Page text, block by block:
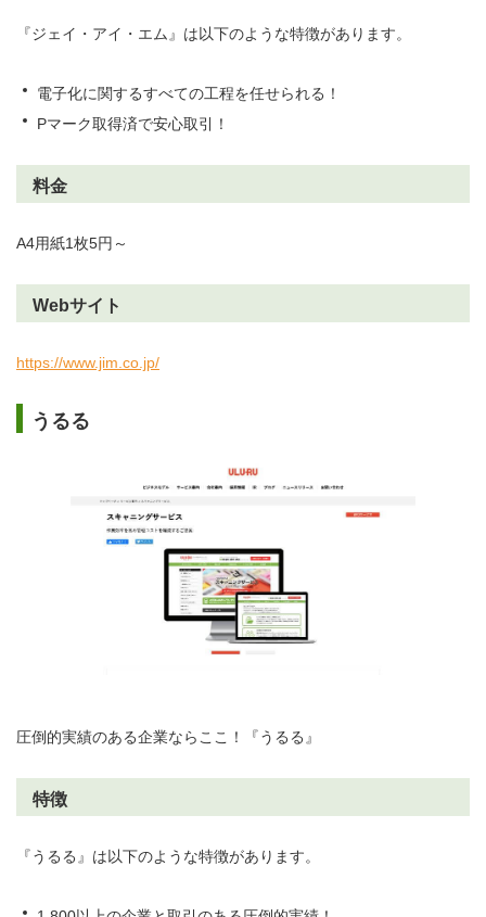
『ジェイ・アイ・エム』は以下のような特徴があります。
電子化に関するすべての工程を任せられる！
Pマーク取得済で安心取引！
料金
A4用紙1枚5円～
Webサイト
https://www.jim.co.jp/
うるる
圧倒的実績のある企業ならここ！『うるる』
特徴
『うるる』は以下のような特徴があります。